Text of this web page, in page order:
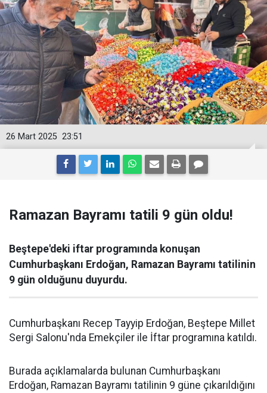
23:51
26 Mart 2025
Ramazan Bayramı tatili 9 gün oldu!
Beştepe'deki iftar programında konuşan
Cumhurbaşkanı Erdoğan, Ramazan Bayramı tatilinin
9 gün olduğunu duyurdu.
Cumhurbaşkanı Recep Tayyip Erdoğan, Beştepe Millet
Sergi Salonu'nda Emekçiler ile İftar programına katıldı.
Burada açıklamalarda bulunan Cumhurbaşkanı
Erdoğan, Ramazan Bayramı tatilinin 9 güne çıkarıldığını